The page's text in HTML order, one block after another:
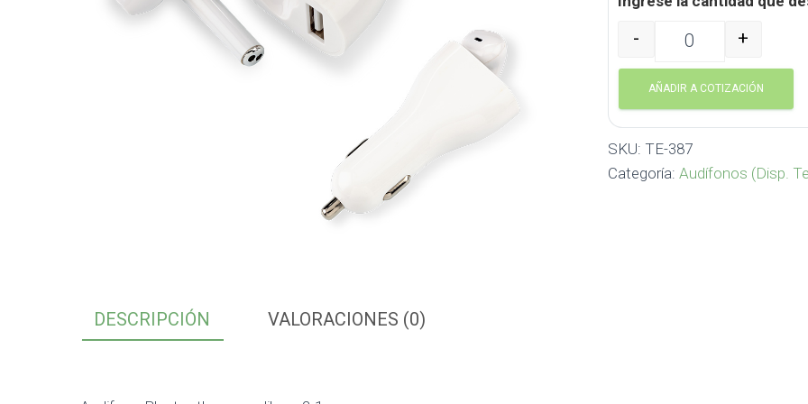
Audifono Bluetooth
- +
AÑADIR A COTIZACIÓN
SKU: TE-387
Categoría: Audífonos (Disp.
DESCRIPCIÓN VALORACIONES (0)